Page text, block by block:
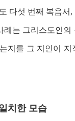
다섯 번째 복음서 ,
례는 그리스도인의
지를 그 지인이 지
치한 모습